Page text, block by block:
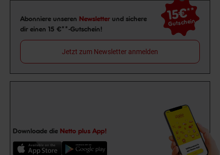
Newsletter Anmeldung
Abonniere unseren Newsletter und sichere
dir einen 15 €**-Gutschein!
15€**
Gutschein
Jetzt zum Newsletter anmelden
Downloade die Netto plus App!